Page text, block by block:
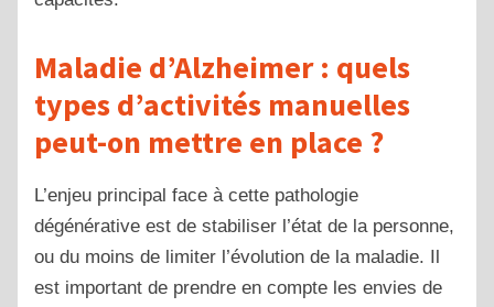
Maladie d’Alzheimer : quels
types d’activités manuelles
peut-on mettre en place ?
L’enjeu principal face à cette pathologie
dégénérative est de stabiliser l’état de la personne,
ou du moins de limiter l’évolution de la maladie. Il
est important de prendre en compte les envies de